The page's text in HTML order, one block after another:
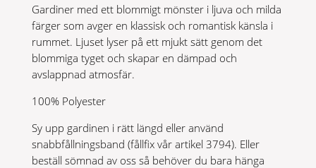
Gardiner med ett blommigt mönster i ljuva och milda
färger som avger en klassisk och romantisk känsla i
rummet. Ljuset lyser på ett mjukt sätt genom det
blommiga tyget och skapar en dämpad och
avslappnad atmosfär.
100% Polyester
Sy upp gardinen i rätt längd eller använd
snabbfållningsband (fållfix vår artikel 3794). Eller
beställ sömnad av oss så behöver du bara hänga